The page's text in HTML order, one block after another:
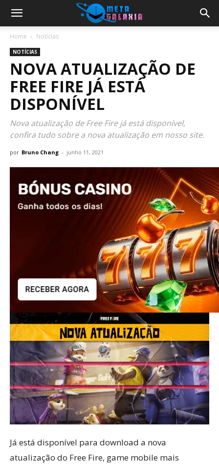
Home Notícias
NOTÍCIAS
NOVA ATUALIZAÇÃO DE
FREE FIRE JÁ ESTÁ
DISPONÍVEL
Nova atualização de Free Fire já está disponível,
confira tudo sobre a nova atualização em nosso site.
por Bruno Chang - junho 11, 2021
Já está disponível para download a nova
atualização do Free Fire, game mobile mais